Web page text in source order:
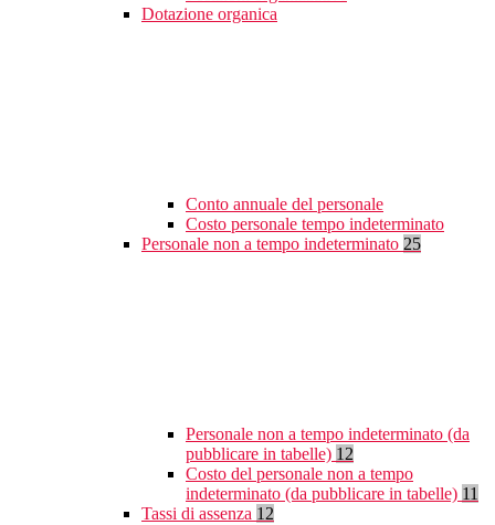
Dotazione organica
Conto annuale del personale
Costo personale tempo indeterminato
Personale non a tempo indeterminato 25
Personale non a tempo indeterminato (da
pubblicare in tabelle) 12
Costo del personale non a tempo
indeterminato (da pubblicare in tabelle) 11
Tassi di assenza 12